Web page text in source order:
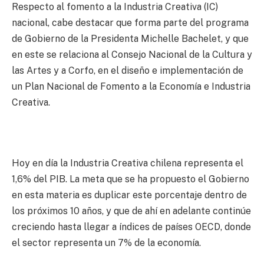
Respecto al fomento a la Industria Creativa (IC)
nacional, cabe destacar que forma parte del programa
de Gobierno de la Presidenta Michelle Bachelet, y que
en este se relaciona al Consejo Nacional de la Cultura y
las Artes y a Corfo, en el diseño e implementación de
un Plan Nacional de Fomento a la Economía e Industria
Creativa.
Hoy en día la Industria Creativa chilena representa el
1,6% del PIB. La meta que se ha propuesto el Gobierno
en esta materia es duplicar este porcentaje dentro de
los próximos 10 años, y que de ahí en adelante continúe
creciendo hasta llegar a índices de países OECD, donde
el sector representa un 7% de la economía.